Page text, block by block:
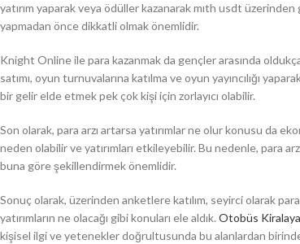
yatırım yaparak veya ödüller kazanarak mıth usdt
yapmadan önce dikkatli olmak önemlidir.
Knight Online ile para kazanmak da gençler arasında
satımı, oyun turnuvalarına katılma ve oyun yayıncılığı
bir gelir elde etmek pek çok kişi için zorlayıcı olabilir.
Son olarak, para arzı artarsa yatırımlar ne olur konusu da
neden olabilir ve yatırımları etkileyebilir. Bu nedenle, para
buna göre şekillendirmek önemlidir.
Sonuç olarak, üzerinden anketlere katılım, seyirci olarak
yatırımların ne olacağı gibi konuları ele aldık. Otobüs
kişisel ilgi ve yetenekler doğrultusunda bu alanlardan